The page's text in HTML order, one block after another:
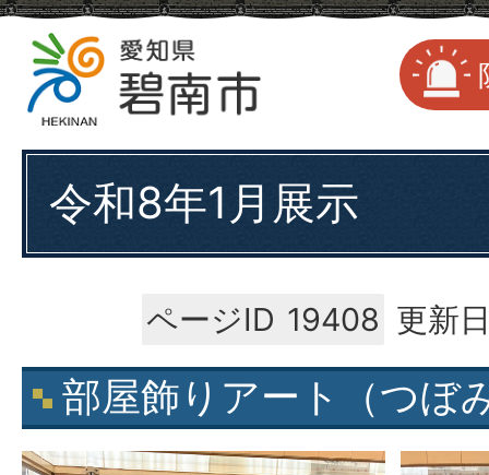
令和8年1月展示
ページID 19408 更新
部屋飾りアート（つぼ